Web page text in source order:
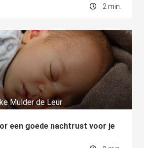
2 min.
Mulder de Leur
een goede nachtrust voor je